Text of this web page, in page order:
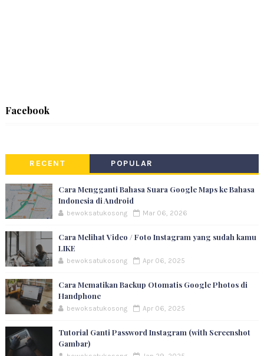
Facebook
RECENT POPULAR
Cara Mengganti Bahasa Suara Google Maps ke Bahasa
Indonesia di Android
bewoksatukosong Mar 06, 2026
Cara Melihat Video / Foto Instagram yang sudah kamu
LIKE
bewoksatukosong Apr 06, 2025
Cara Mematikan Backup Otomatis Google Photos di
Handphone
bewoksatukosong Apr 06, 2025
Tutorial Ganti Password Instagram (with Screenshot
Gambar)